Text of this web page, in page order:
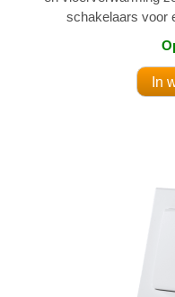
schakelaars voor